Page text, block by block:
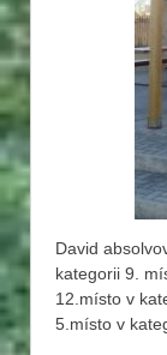
David
kategorii 9.
12.místo v
5.místo v